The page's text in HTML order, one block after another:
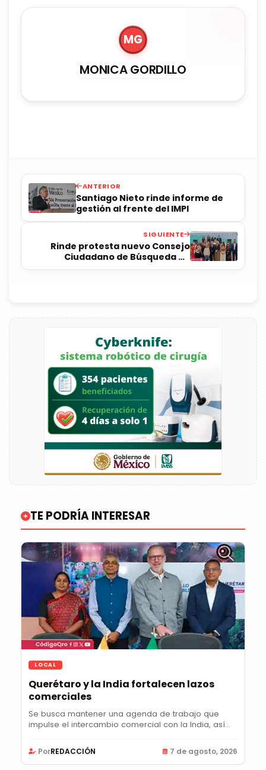
MG
MONICA GORDILLO
ANTERIOR
Santiago Nieto rinde informe de
gestión al frente del IMPI
SIGUIENTE
Rinde protesta nuevo Consejo
Ciudadano de Búsqueda de
Personas
TE PODRÍA INTERESAR
LOCAL
Querétaro y la India fortalecen lazos
comerciales
Se busca mantener una agenda de trabajo que
impulse el intercambio comercial con la India, así
PorREDACCIÓN 7 de agosto, 2026